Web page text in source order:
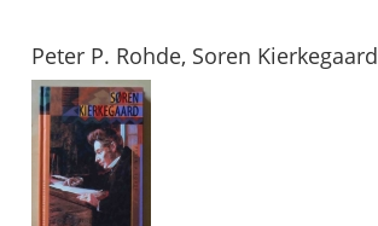
Peter P. Rohde, Soren Kierkegaard